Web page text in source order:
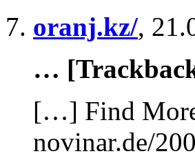
oranj.kz/,
…
[…] Find
novinar.de/